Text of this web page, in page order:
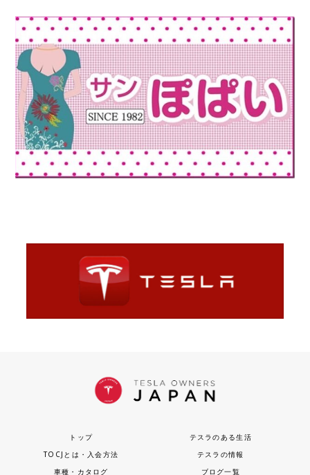
トップ
テスラのある生活
TOCJとは・入会方法
テスラの情報
車種・カタログ
ブログ一覧